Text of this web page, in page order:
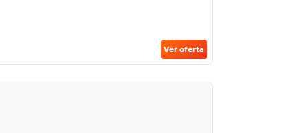
Ver oferta